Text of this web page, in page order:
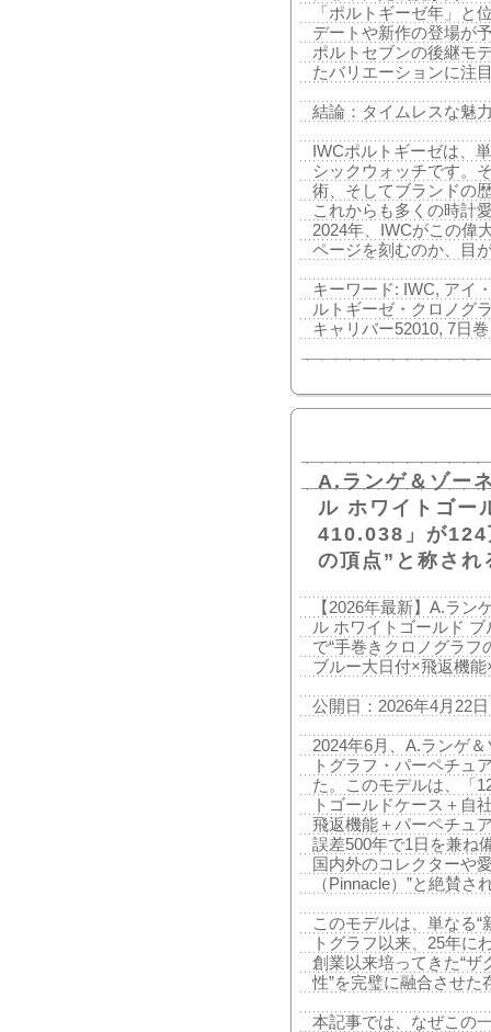
「ポルトギーゼ年」と
デートや新作の登場が
ポルトセブンの後継モ
たバリエーションに注
結論：タイムレスな魅
IWCポルトギーゼは、
シックウォッチです。
術、そしてブランドの
これからも多くの時計
2024年、IWCがこの偉
ページを刻むのか、目
キーワード: IWC, アイ
ルトギーゼ・クロノグ
キャリバー52010, 7日
A.ランゲ＆ゾー
ル ホワイトゴー
410.038」が124
の頂点”と称され
【2026年最新】A.ラン
ル ホワイトゴールド
で“手巻きクロノグラフ
ブルー大日付×飛返機
公開日：2026年4月22日
2024年6月、A.ランゲ
トグラフ・パーペチュ
た。このモデルは、「
トゴールドケース＋自
飛返機能＋パーペチュ
誤差500年で1日を兼ね
国内外のコレクターや
（Pinnacle）”と絶賛さ
このモデルは、単なる“
トグラフ以来、25年に
創業以来培ってきた“ザ
性”を完璧に融合させた
本記事では、なぜこの